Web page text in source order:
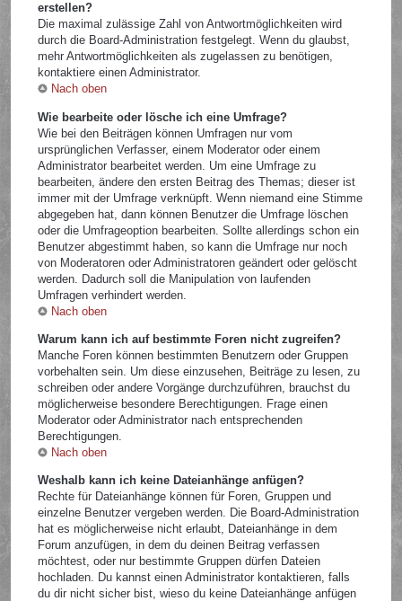
erstellen?
Die maximal zulässige Zahl von Antwortmöglichkeiten wird
durch die Board-Administration festgelegt. Wenn du glaubst,
mehr Antwortmöglichkeiten als zugelassen zu benötigen,
kontaktiere einen Administrator.
Nach oben
Wie bearbeite oder lösche ich eine Umfrage?
Wie bei den Beiträgen können Umfragen nur vom
ursprünglichen Verfasser, einem Moderator oder einem
Administrator bearbeitet werden. Um eine Umfrage zu
bearbeiten, ändere den ersten Beitrag des Themas; dieser ist
immer mit der Umfrage verknüpft. Wenn niemand eine Stimme
abgegeben hat, dann können Benutzer die Umfrage löschen
oder die Umfrageoption bearbeiten. Sollte allerdings schon ein
Benutzer abgestimmt haben, so kann die Umfrage nur noch
von Moderatoren oder Administratoren geändert oder gelöscht
werden. Dadurch soll die Manipulation von laufenden
Umfragen verhindert werden.
Nach oben
Warum kann ich auf bestimmte Foren nicht zugreifen?
Manche Foren können bestimmten Benutzern oder Gruppen
vorbehalten sein. Um diese einzusehen, Beiträge zu lesen, zu
schreiben oder andere Vorgänge durchzuführen, brauchst du
möglicherweise besondere Berechtigungen. Frage einen
Moderator oder Administrator nach entsprechenden
Berechtigungen.
Nach oben
Weshalb kann ich keine Dateianhänge anfügen?
Rechte für Dateianhänge können für Foren, Gruppen und
einzelne Benutzer vergeben werden. Die Board-Administration
hat es möglicherweise nicht erlaubt, Dateianhänge in dem
Forum anzufügen, in dem du deinen Beitrag verfassen
möchtest, oder nur bestimmte Gruppen dürfen Dateien
hochladen. Du kannst einen Administrator kontaktieren, falls
du dir nicht sicher bist, wieso du keine Dateianhänge anfügen